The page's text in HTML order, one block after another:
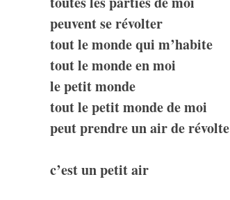
peuvent se révolter
tout le monde qui m’habite
tout le monde en moi
le petit monde
tout le petit monde de moi
peut prendre un air derévolte
c’est un petit air